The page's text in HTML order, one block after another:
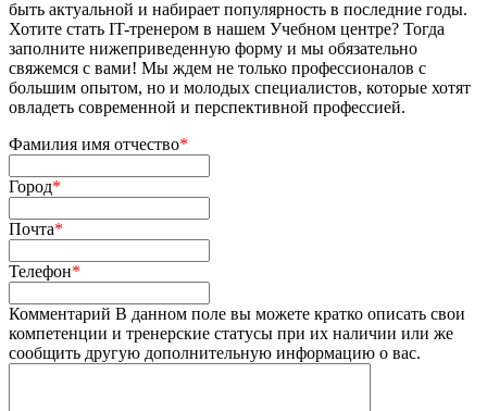
быть актуальной и набирает популярность в последние годы.
Хотите стать IT-тренером в нашем Учебном центре? Тогда
заполните нижеприведенную форму и мы обязательно
свяжемся с вами! Мы ждем не только профессионалов с
большим опытом, но и молодых специалистов, которые хотят
овладеть современной и перспективной профессией.
Фамилия имя отчество*
Город*
Почта*
Телефон*
Комментарий В данном поле вы можете кратко описать свои
компетенции и тренерские статусы при их наличии или же
сообщить другую дополнительную информацию о вас.